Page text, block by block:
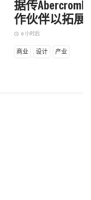
据传
作伙伴以拓展
access_time 6 小时后
商业 设计 产业